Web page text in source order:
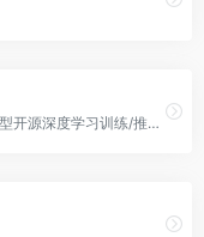
华为自研的一种适用于端边云场景的新型开源深度学习训练/推理框架，为Ascend AI处理器提供原生支持，软硬件协同优化